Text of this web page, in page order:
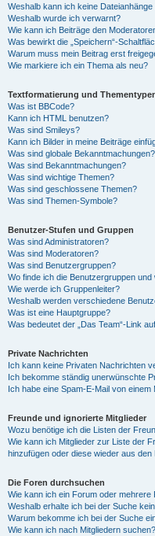
Weshalb kann ich keine Dateianhänge
Weshalb wurde ich verwarnt?
Wie kann ich Beiträge den
Was bewirkt die „Speichern“-
Warum muss mein Beitrag erst
Wie markiere ich ein Thema als neu?
Textformatierung und
Was ist BBCode?
Kann ich HTML benutzen?
Was sind Smileys?
Kann ich Bilder in meine Beiträge
Was sind globale Bekanntmachungen?
Was sind Bekanntmachungen?
Was sind wichtige Themen?
Was sind geschlossene Themen?
Was sind Themen-Symbole?
Benutzer-Stufen und Gruppen
Was sind Administratoren?
Was sind Moderatoren?
Was sind Benutzergruppen?
Wo finde ich die Benutzergruppen und
Wie werde ich Gruppenleiter?
Weshalb werden verschiedene
Was ist eine Hauptgruppe?
Was bedeutet der „Das Team“-Link
Private Nachrichten
Ich kann keine Privaten Nachrichten
Ich bekomme ständig unerwünschte
Ich habe eine Spam-E-Mail von
Freunde und ignorierte Mitglieder
Wozu benötige ich die Listen der
Wie kann ich Mitglieder zur Liste der
hinzufügen oder diese wieder aus den
Die Foren durchsuchen
Wie kann ich ein Forum oder
Weshalb erhalte ich bei der Suche
Warum bekomme ich bei der Suche
Wie kann ich nach Mitgliedern suchen?